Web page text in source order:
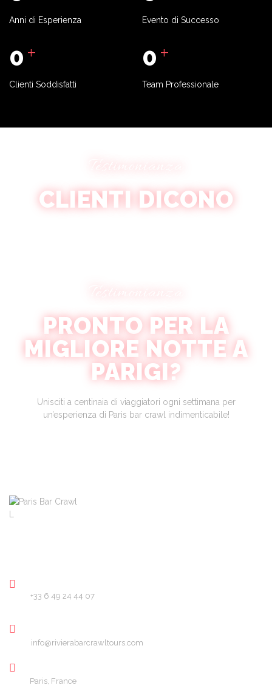
Anni di Esperienza Evento di Successo
0+
Clienti Soddisfatti
0+
Team Professionale
CLIENTI DICONO
PRONTO PER LA
MIGLIORE NOTTE A
PARIGI?
Unisciti a centinaia di viaggiatori ogni settimana per
un’esperienza di Paris bar crawl indimenticabile!
+33 6 49 24 44 07
info@rivierabarcrawltours.com
Paris, France